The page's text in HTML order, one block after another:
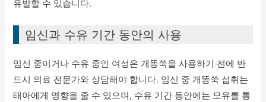
유발할 수 있습니다.
임신과 수유 기간 동안의 사용
임신 중이거나 수유 중인 여성은 개똥쑥을 사용하기 전에 반
드시 의료 전문가와 상담해야 합니다. 임신 중 개똥쑥 섭취는
태아에게 영향을 줄 수 있으며, 수유 기간 동안에는 모유를 통